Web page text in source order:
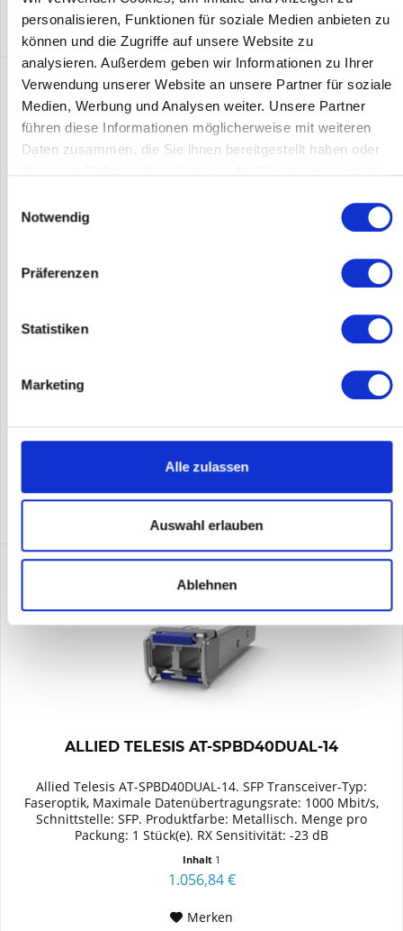
personalisieren, Funktionen für soziale Medien anbieten zu
können und die Zugriffe auf unsere Website zu
analysieren. Außerdem geben wir Informationen zu Ihrer
Verwendung unserer Website an unsere Partner für soziale
Medien, Werbung und Analysen weiter. Unsere Partner
führen diese Informationen möglicherweise mit weiteren
Daten zusammen, die Sie ihnen bereitgestellt haben oder
Notwendig
Präferenzen
Statistiken
Marketing
Alle zulassen
Auswahl erlauben
Ablehnen
Faseroptik, Maximale Datenübertragungsrate: 1000 Mbit/s,
Schnittstelle: SFP. Produktfarbe: Silber, Gehäusematerial:
Merken
DETAILS
ALLIED TELESIS AT-SPBD40DUAL-14
Allied Telesis AT-SPBD40DUAL-14. SFP Transceiver-Typ:
Faseroptik, Maximale Datenübertragungsrate: 1000 Mbit/s,
Schnittstelle: SFP. Produktfarbe: Metallisch. Menge pro
Packung: 1 Stück(e). RX Sensitivität: -23 dB
Inhalt 1
1.056,84 €
Merken